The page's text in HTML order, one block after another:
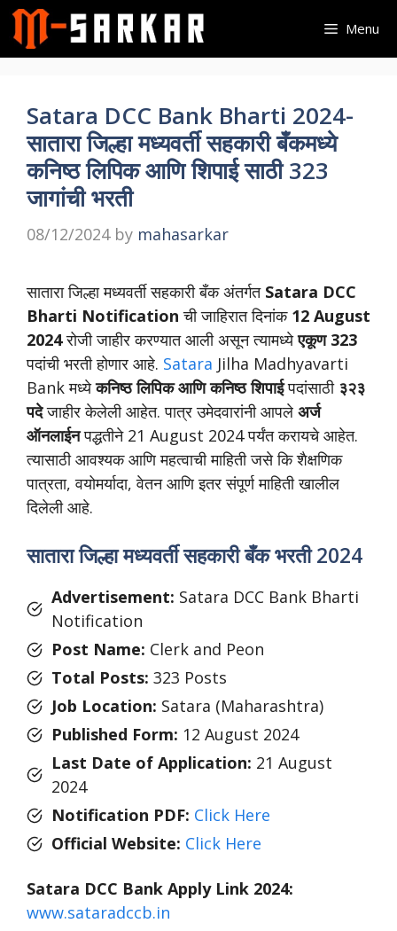
Skip
to
content
Menu
Satara DCC Bank Bharti 2024-
सातारा जिल्हा मध्यवर्ती सहकारी बँकमध्ये
कनिष्ठ लिपिक आणि शिपाई साठी 323
जागांची भरती
08/12/2024 by mahasarkar
सातारा जिल्हा मध्यवर्ती सहकारी बँक अंतर्गत Satara DCC
Bharti Notificationची जाहिरात दिनांक 12 August
2024रोजी जाहीर करण्यात आली असून त्यामध्येएकूण 323
पदांची भरती होणार आहे. Satara Jilha Madhyavarti
Bank मध्येकनिष्ठ लिपिक आणि कनिष्ठ शिपाईपदांसाठी ३२३
पदेजाहीर केलेली आहेत. पात्र उमेदवारांनी आपले अर्ज
ऑनलाईनपद्धतीने 21 August 2024 पर्यंत करायचे आहेत.
त्यासाठी आवश्यक आणि महत्वाची माहिती जसे कि शैक्षणिक
पात्रता, वयोमर्यादा, वेतन आणि इतर संपूर्ण माहिती खालील
दिलेली आहे.
सातारा जिल्हा मध्यवर्ती सहकारी बँक भरती 2024
Advertisement: Satara DCC Bank Bharti
Notification
Post Name: Clerk and Peon
Total Posts: 323 Posts
Job Location: Satara (Maharashtra)
Published Form: 12 August 2024
Last Date of Application: 21 August
2024
Notification PDF: Click Here
Official Website: Click Here
Satara DCC Bank Apply Link 2024:
www.sataradccb.in